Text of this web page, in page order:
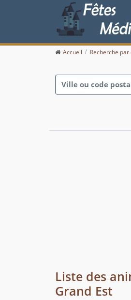
Accueil Recherche par
Liste des
Grand Est